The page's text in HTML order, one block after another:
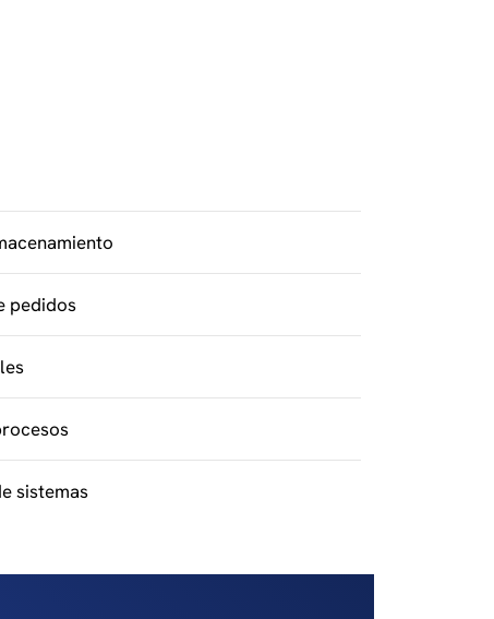
pedidos
sistemas